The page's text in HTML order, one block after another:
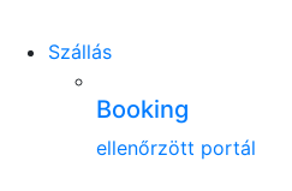
Szállás
Booking
ellenőrzött portál